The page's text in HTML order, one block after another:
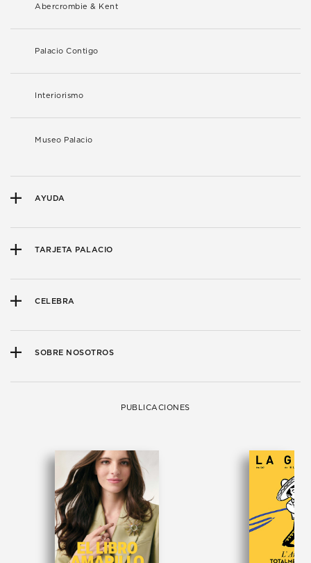
Abercrombie & Kent
Palacio Contigo
Interiorismo
Museo Palacio
AYUDA
TARJETA PALACIO
CELEBRA
SOBRE NOSOTROS
PUBLICACIONES